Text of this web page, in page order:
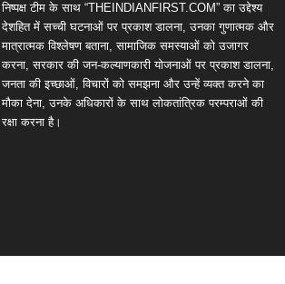
निष्पक्ष टीम के साथ “THEINDIANFIRST.COM” का उद्देश्य
देशहित में सच्ची घटनाओं पर प्रकाश डालना, उनका गुणात्मक और
मात्रात्मक विश्लेषण बताना, सामाजिक समस्याओं को उजागर
करना, सरकार की जन-कल्याणकारी योजनाओं पर प्रकाश डालना,
जनता की इच्छाओं, विचारों को समझना और उन्हें व्यक्त करने का
मौका देना, उनके अधिकारों के साथ लोकतांत्रिक परम्पराओं की
रक्षा करना है।